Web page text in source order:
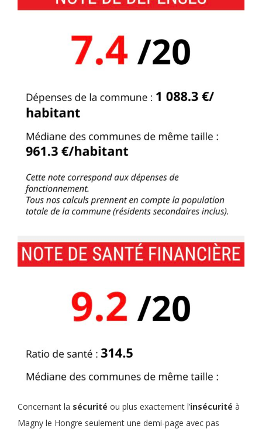
Concernant la sécurité ou plus exactement l’insécurité à
Magny le Hongre seulement une demi-page avec pas